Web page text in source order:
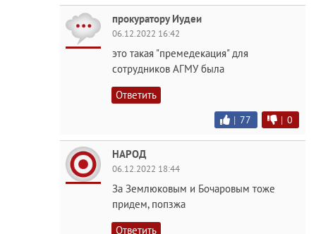
прокуратору Иудеи
06.12.2022 16:42
это такая "премедекация" для
сотрудников АГМУ была
Ответить
| 77 | 0
НАРОД
06.12.2022 18:44
За Землюковым и Бочаровым тоже
придем, попзжа
Ответить